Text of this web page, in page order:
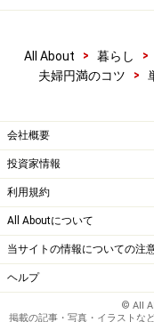
All About > 暮らし >
夫婦円満のコツ
>
会社概要
投資家情報
利用規約
All Aboutについて
当サイトの情報についての注
ヘルプ
© All
掲載の記事・写真・イラストな